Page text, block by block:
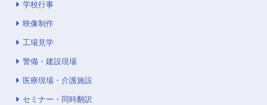
学校行事
映像制作
工場見学
警備・建設現場
医療現場・介護施設
セミナー・同時翻訳